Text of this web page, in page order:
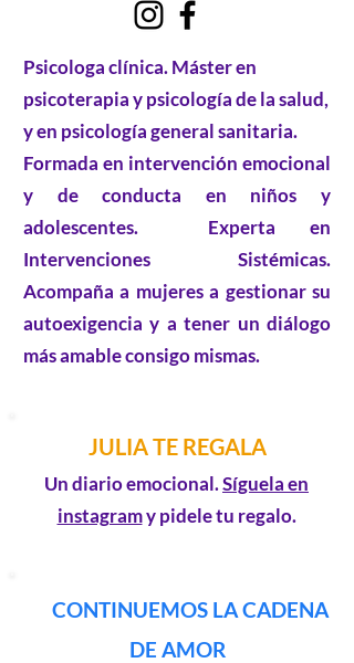
Psicologa clínica. Máster en
psicoterapia y psicología de la salud,
y en psicología general sanitaria.
Formada en intervención emocional
y de conducta en niños y
adolescentes. Experta en
Intervenciones Sistémicas.
Acompaña a mujeres a gestionar su
autoexigencia y a tener un diálogo
más amable consigo mismas.
JULIA TE REGALA
Un diario emocional.Síguela en
instagramy pidele tu regalo.
CONTINUEMOS LA CADENA
DE AMOR